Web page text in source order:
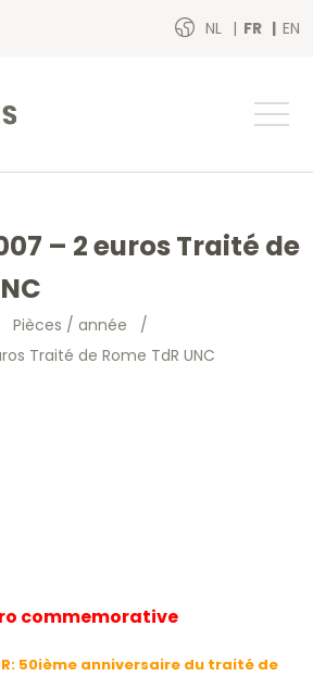
NL FR EN
– 2 euros Traité de
Pièces / année /
Traité de Rome TdR UNC
commemorative
50ième anniversaire du traité de